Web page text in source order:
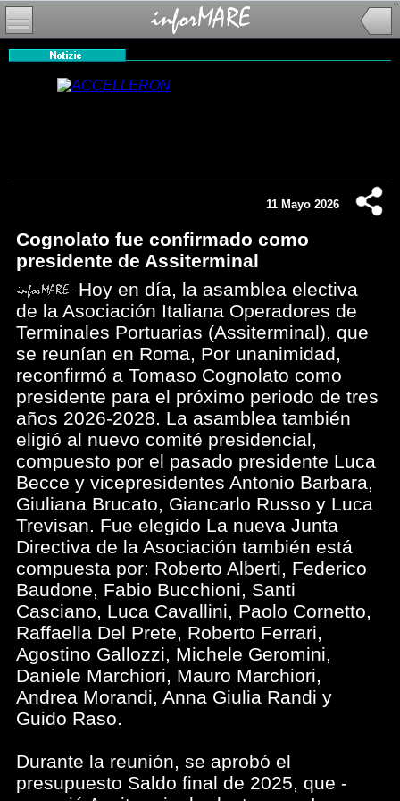
11 Mayo 2026
Cognolato fue confirmado como
presidente de Assiterminal
Hoy en día, la asamblea electiva
de la Asociación Italiana Operadores de
Terminales Portuarias (Assiterminal), que
se reunían en Roma, Por unanimidad,
reconfirmó a Tomaso Cognolato como
presidente para el próximo periodo de tres
años 2026-2028. La asamblea también
eligió al nuevo comité presidencial,
compuesto por el pasado presidente Luca
Becce y vicepresidentes Antonio Barbara,
Giuliana Brucato, Giancarlo Russo y Luca
Trevisan. Fue elegido La nueva Junta
Directiva de la Asociación también está
compuesta por: Roberto Alberti, Federico
Baudone, Fabio Bucchioni, Santi
Casciano, Luca Cavallini, Paolo Cornetto,
Raffaella Del Prete, Roberto Ferrari,
Agostino Gallozzi, Michele Geromini,
Daniele Marchiori, Mauro Marchiori,
Andrea Morandi, Anna Giulia Randi y
Guido Raso.
Durante la reunión, se aprobó el
presupuesto Saldo final de 2025, que -